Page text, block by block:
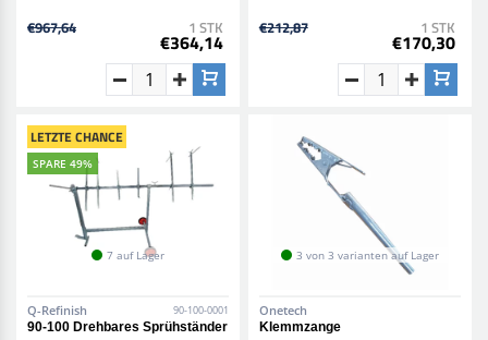
€967,64 1 STK
€364,14
€212,87 1 STK
€170,30
LETZTE CHANCE
SPARE 49%
7 auf Lager
Q-Refinish 90-100-0001
90-100 Drehbares Sprühständer
3 von 3 varianten auf Lager
Onetech
Klemmzange